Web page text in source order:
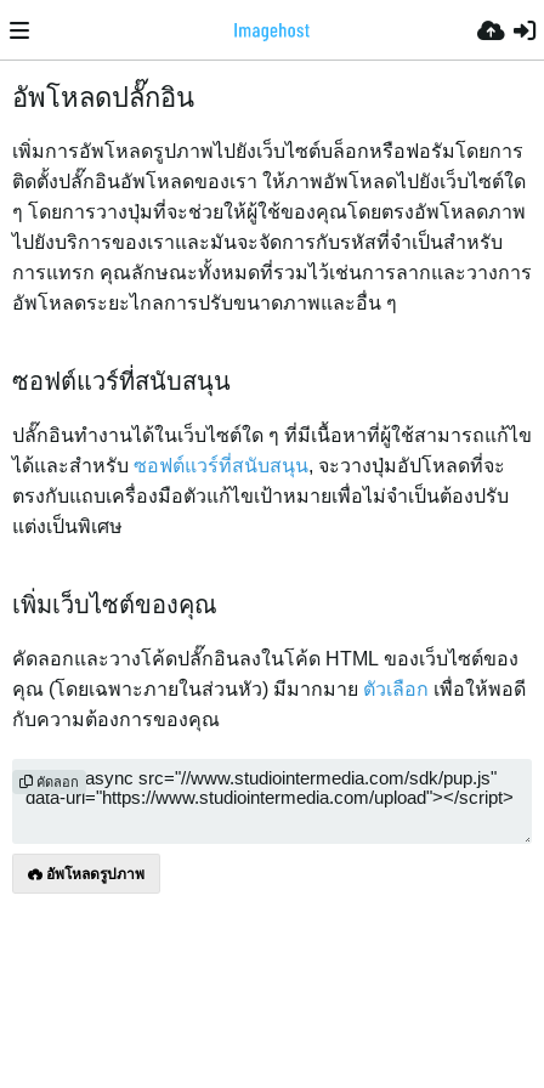
อัพโหลดปลั๊กอิน
เพิ่มการอัพโหลดรูปภาพไปยังเว็บไซต์บล็อกหรือฟอรัมโดยการ
ติดตั้งปลั๊กอินอัพโหลดของเรา ให้ภาพอัพโหลดไปยังเว็บไซต์ใด
ๆ โดยการวางปุ่มที่จะช่วยให้ผู้ใช้ของคุณโดยตรงอัพโหลดภาพ
ไปยังบริการของเราและมันจะจัดการกับรหัสที่จำเป็นสำหรับ
การแทรก คุณลักษณะทั้งหมดที่รวมไว้เช่นการลากและวางการ
อัพโหลดระยะไกลการปรับขนาดภาพและอื่น ๆ
ซอฟต์แวร์ที่สนับสนุน
ปลั๊กอินทำงานได้ในเว็บไซต์ใด ๆ ที่มีเนื้อหาที่ผู้ใช้สามารถแก้ไข
ได้และสำหรับ ซอฟต์แวร์ที่สนับสนุน, จะวางปุ่มอัปโหลดที่จะ
ตรงกับแถบเครื่องมือตัวแก้ไขเป้าหมายเพื่อไม่จำเป็นต้องปรับ
แต่งเป็นพิเศษ
เพิ่มเว็บไซต์ของคุณ
คัดลอกและวางโค้ดปลั๊กอินลงในโค้ด HTML ของเว็บไซต์ของ
คุณ (โดยเฉพาะภายในส่วนหัว) มีมากมาย ตัวเลือก เพื่อให้พอดี
กับความต้องการของคุณ
คัดลอก
อัพโหลดรูปภาพ